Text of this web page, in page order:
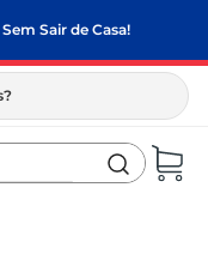
Sair de Casa!